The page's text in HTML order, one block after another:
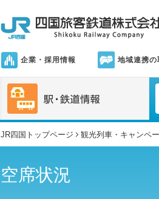
企業・採用情報 地域連携の
JR四国トップページ 観光列車・キャンペ
空席状況